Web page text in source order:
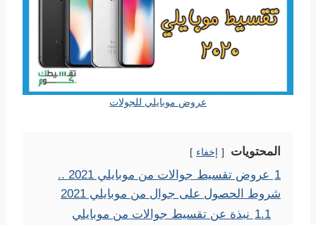
عروض موبايلي للجولات
المحتويات إخفاء
1
عروض تقسيط جوالات من موبايلي 2021 ..
شروط الحصول على جوال من موبايلي 2021
1.1 نبذة عن تقسيط جوالات من موبايلي